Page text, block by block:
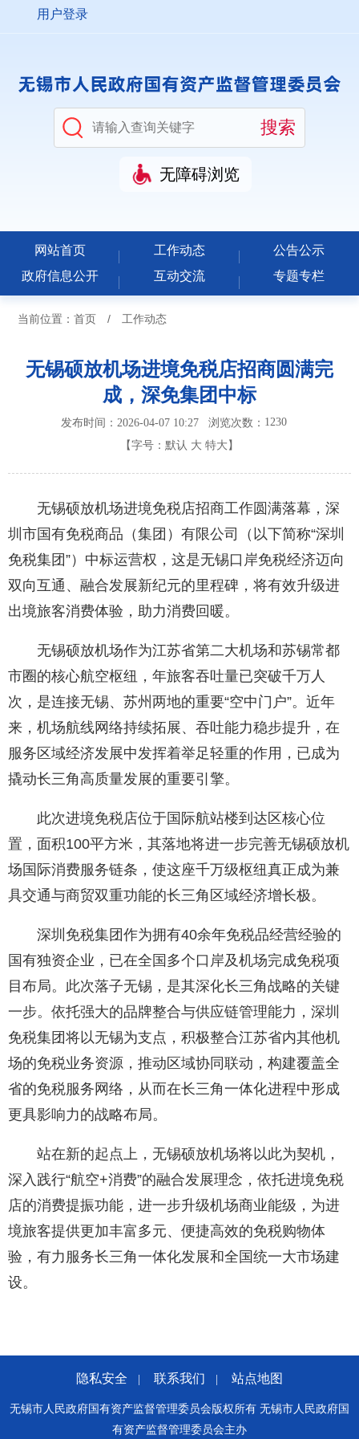
用户登录
无障碍浏览
网站首页 工作动态
公告公示
政府信息公开
互动交流 专题专栏
当前位置： 首页 / 工作动态
无锡硕放机场进境免税店招商圆满完
成，深免集团中标
发布时间：2026-04-07 10:27浏览次数： 1230
【字号： 默认 大 特大 】
无锡硕放机场进境免税店招商工作圆满落幕，深
圳市国有免税商品（集团）有限公司（以下简称“深圳
免税集团”）中标运营权，这是无锡口岸免税经济迈向
双向互通、融合发展新纪元的里程碑，将有效升级进
出境旅客消费体验，助力消费回暖。
无锡硕放机场作为江苏省第二大机场和苏锡常都
市圈的核心航空枢纽，年旅客吞吐量已突破千万人
次，是连接无锡、苏州两地的重要“空中门户”。近年
来，机场航线网络持续拓展、吞吐能力稳步提升，在
服务区域经济发展中发挥着举足轻重的作用，已成为
撬动长三角高质量发展的重要引擎。
此次进境免税店位于国际航站楼到达区核心位
置，面积100平方米，其落地将进一步完善无锡硕放机
场国际消费服务链条，使这座千万级枢纽真正成为兼
具交通与商贸双重功能的长三角区域经济增长极。
深圳免税集团作为拥有40余年免税品经营经验的
国有独资企业，已在全国多个口岸及机场完成免税项
目布局。此次落子无锡，是其深化长三角战略的关键
一步。依托强大的品牌整合与供应链管理能力，深圳
免税集团将以无锡为支点，积极整合江苏省内其他机
场的免税业务资源，推动区域协同联动，构建覆盖全
省的免税服务网络，从而在长三角一体化进程中形成
更具影响力的战略布局。
站在新的起点上，无锡硕放机场将以此为契机，
深入践行“航空+消费”的融合发展理念，依托进境免税
店的消费提振功能，进一步升级机场商业能级，为进
境旅客提供更加丰富多元、便捷高效的免税购物体
验，有力服务长三角一体化发展和全国统一大市场建
设。
隐私安全 联系我们 站点地图
无锡市人民政府国有资产监督管理委员会版权所有 无锡市人民政府国
有资产监督管理委员会主办